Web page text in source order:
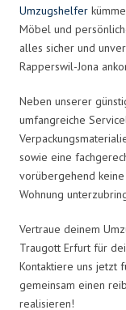
Umzugshelfer
Möbel und
alles sicher und
Rapperswil-Jona
Neben unserer
umfangreiche
sowie eine
vorübergehend
Wohnung
Vertraue deinem
Traugott Erfurt für
Kontaktiere uns jetzt
gemeinsam einen
realisieren!